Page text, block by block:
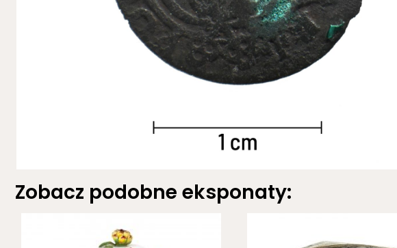
Zobacz podobne eksponaty: